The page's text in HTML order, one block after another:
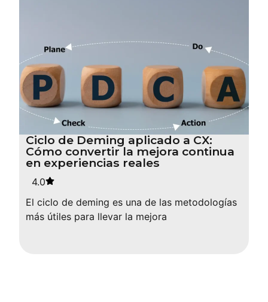
Ciclo de Deming aplicado a CX:
Cómo convertir la mejora continua
en experiencias reales
4.0
El ciclo de deming es una de las metodologías
más útiles para llevar la mejora